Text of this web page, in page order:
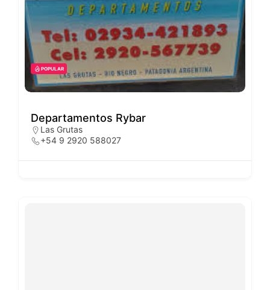
POPULAR
Departamentos Rybar
Las Grutas
+54 9 2920 588027